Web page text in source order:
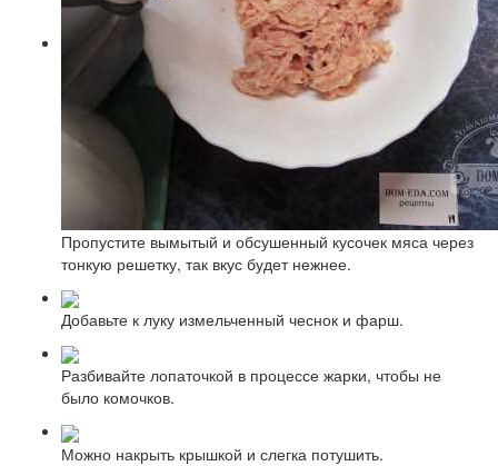
Пропустите вымытый и обсушенный кусочек мяса через
тонкую решетку, так вкус будет нежнее.
Добавьте к луку измельченный чеснок и фарш.
Разбивайте лопаточкой в процессе жарки, чтобы не
было комочков.
Можно накрыть крышкой и слегка потушить.